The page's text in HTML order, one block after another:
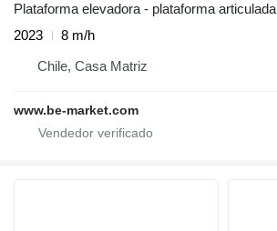
Plataforma elevadora - plataforma articulada
2023
8 m/h
Chile, Casa Matriz
www.be-market.com